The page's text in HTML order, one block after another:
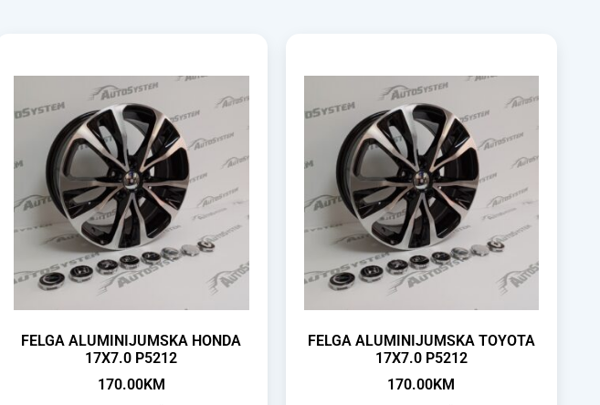
FELGA ALUMINIJUMSKA HONDA
17X7.0 P5212
170.00KM
FELGA ALUMINIJUMSKA TOYOTA
17X7.0 P5212
170.00KM